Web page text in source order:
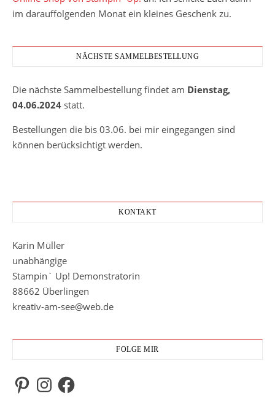
im darauffolgenden Monat ein kleines Geschenk zu.
NÄCHSTE SAMMELBESTELLUNG
Die nächste Sammelbestellung findet am Dienstag,
04.06.2024 statt.
Bestellungen die bis 03.06. bei mir eingegangen sind
können berücksichtigt werden.
KONTAKT
Karin Müller
unabhängige
Stampin` Up! Demonstratorin
88662 Überlingen
kreativ-am-see@web.de
FOLGE MIR
PinterestInstagramFacebook